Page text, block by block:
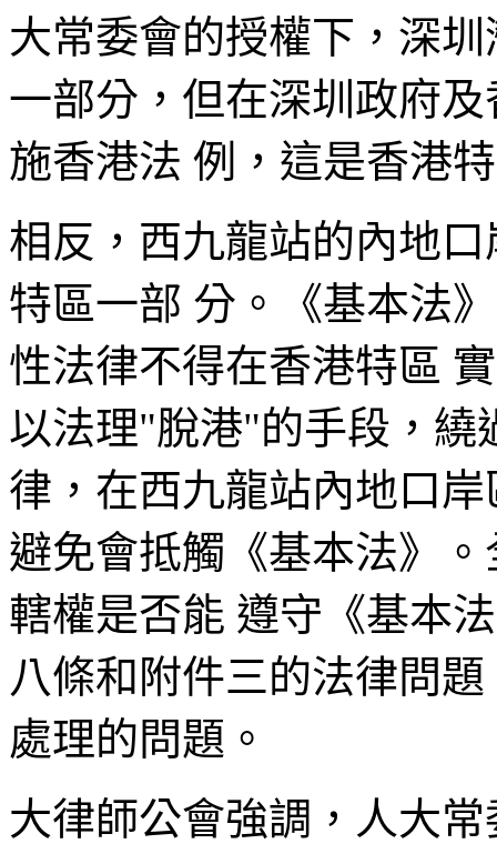
大常委會的授權下，深
一部分，但在深圳政府
施香港法 例，這是香港
相反，西九龍站的內地
特區一部 分。《基本法
性法律不得在香港特區
以法理"脫港"的手段，繞
律，在西九龍站內地口
避免會抵觸《基本法》
轄權是否能 遵守《基本
八條和附件三的法律問
處理的問題。
大律師公會強調，人大